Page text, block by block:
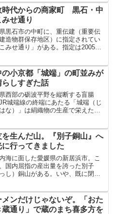
』がある他、夏目漱石の「坊っち
の舞台となった街で...
時代からの商家町 黒石・中
みせ通り
黒石市の中町に、重伝建（重要伝
造物群保存地区）に指定されてい
みせ通り」がある。指定は2005年
景観を紡ぎ出している。こみせ通
、弘南線の終点...
の小京都「城端」の町並みが
らしすぎた話
西部の砺波平野を縦断する盲腸
城端線の終端にあたる「城端（じ
な）」は絹織物の生産で栄えた町
を歩いたのは、まるで親のかたき
に激しく雨が降り続...
を生んだ山。『別子銅山』へ
に行ってきました
海に面した愛媛県の新居浜市。こ
国内屈指の産出量を誇った別子
っし）銅山がある。いや、既に閉山
して整備されている。市街地から
足らずで行ける...
メンだけじゃないぞ。「おた
蔵通り」で蔵のまち喜多方を